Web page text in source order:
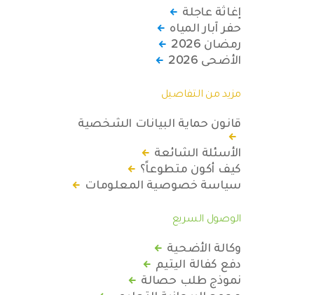
إغاثة عاجلة
حفر آبار المياه
رمضان 2026
الأضحى 2026
مزيد من التفاصيل
قانون حماية البيانات الشخصية
الأسئلة الشائعة
كيف أكون متطوعاً؟
سياسة خصوصية المعلومات
الوصول السريع
وكالة الأضحية
دفع كفالة اليتيم
نموذج طلب حصالة